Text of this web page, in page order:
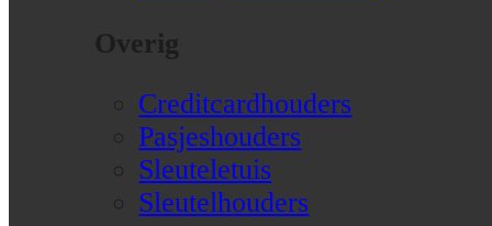
Overig
Creditcardhouders
Pasjeshouders
Sleuteletuis
Sleutelhouders